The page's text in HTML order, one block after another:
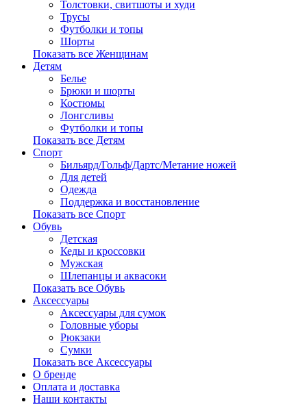
Толстовки, свитшоты и худи
Трусы
Футболки и топы
Шорты
Показать все Женщинам
Детям
Белье
Брюки и шорты
Костюмы
Лонгсливы
Футболки и топы
Показать все Детям
Спорт
Бильярд/Гольф/Дартс/Метание ножей
Для детей
Одежда
Поддержка и восстановление
Показать все Спорт
Обувь
Детская
Кеды и кроссовки
Мужская
Шлепанцы и аквасоки
Показать все Обувь
Аксессуары
Аксессуары для сумок
Головные уборы
Рюкзаки
Сумки
Показать все Аксессуары
О бренде
Оплата и доставка
Наши контакты